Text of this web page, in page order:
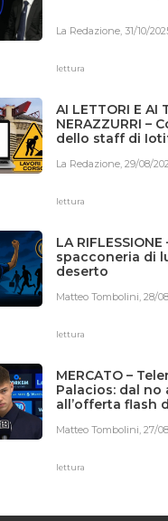
La Redazione,31/10/
lettura
AI LETTORI E AI
NERAZZURRI –
dello staff di
La Redazione,29/08/
lettura
LA RIFLESSIONE
spacconeria di
deserto
Matteo Tombolini,28/
lettura
MERCATO –
Palacios: dal no
all’offerta flash
Matteo Tombolini,27/
lettura